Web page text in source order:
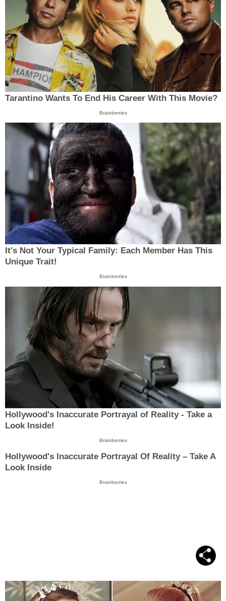
Tarantino Wants To End His Career With This Movie?
Brainberries
It's Not Your Typical Family: Each Member Has This
Unique Trait!
Brainberries
Hollywood's Inaccurate Portrayal of Reality - Take a
Look Inside!
Brainberries
Hollywood's Inaccurate Portrayal Of Reality – Take A
Look Inside
Brainberries